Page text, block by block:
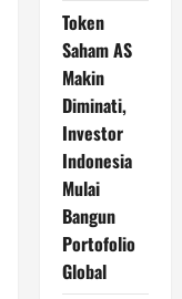
Token
Saham AS
Makin
Diminati,
Investor
Indonesia
Mulai
Bangun
Portofolio
Global